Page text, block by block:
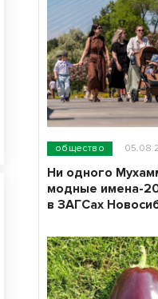
общество
Ни одного
модные имена-
в ЗАГСах